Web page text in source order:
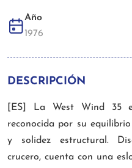
Año
1976
DESCRIPCIÓN
[ES] La West Wind 35
reconocida por su
y solidez estructural.
crucero, cuenta con una